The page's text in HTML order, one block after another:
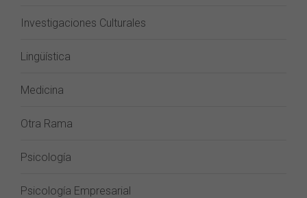
Investigaciones Culturales
Lingüística
Medicina
Otra Rama
Psicología
Psicología Empresarial